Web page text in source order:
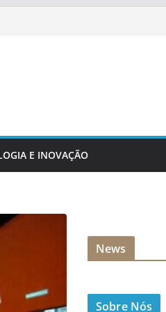
E INOVAÇÃO
News
Sobre Nós